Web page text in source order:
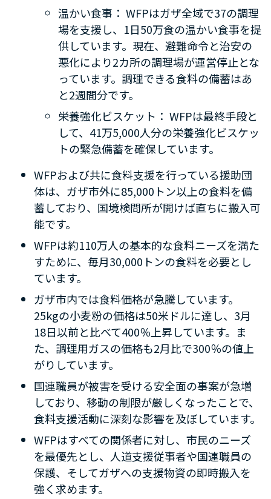
温かい食事： WFPはガザ全域で37の調理
場を支援し、 1日50万食の温かい食事を提
供しています。現在、避難命令と治安の
悪化により2カ所の調理場が運営停止とな
っています。調理できる食料の備蓄はあ
と2週間分です。
栄養強化ビスケット： WFPは最終手段と
して、 41万5,000人分の栄養強化ビスケッ
トの緊急備蓄を確保しています。
WFPおよび共に食料支援を行っている援助団
体は、ガザ市外に85,000 トン以上の食料を備
蓄しており、国境検問所が開けば直ちに搬入可
能です。
WFPは約110万人の基本的な食料ニーズを満た
すために、毎月30,000 トンの食料を必要とし
ています。
ガザ市内では食料価格が急騰しています。
25kgの小麦粉の価格は50米ドルに達し、 3月
18日以前と比べて400％上昇しています。ま
た、調理用ガスの価格も2月比で300％の値上
がりしています。
国連職員が被害を受ける安全面の事案が急増
しており、移動の制限が厳しくなったことで、
食料支援活動に深刻な影響を及ぼしています。
WFPはすべての関係者に対し、市民のニーズ
を最優先とし、人道支援従事者や国連職員の
保護、そしてガザへの支援物資の即時搬入を
強く求めます。